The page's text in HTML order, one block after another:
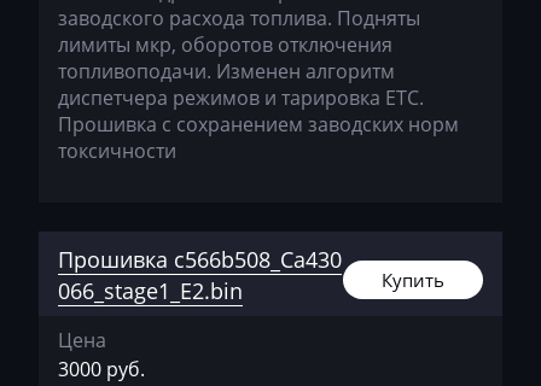
Haval
Hawtai
Hidromek
Hitachi
Honda
Hongqi
заводского расхода топлива. Подняты
лимиты мкр, оборотов отключения
топливоподачи. Изменен алгоритм
диспетчера режимов и тарировка ЕТС.
Прошивка с сохранением заводских норм
токсичности
Прошивка c566b508_Ca430
066_stage1_E2.bin
Купить
Цена
3000 руб.